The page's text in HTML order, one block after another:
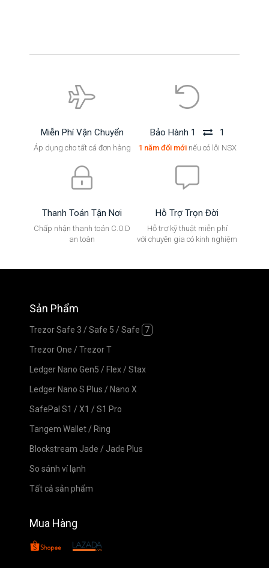
Miễn Phí Vận Chuyển
Áp dụng cho tất cả đơn hàng
Bảo Hành 1 1
1 năm đổi mớinếu có lỗi NSX
Thanh Toán Tận Nơi
Chấp nhận thanh toán C.O.D
an toàn
Hỗ Trợ Trọn Đời
Hỗ trợ kỹ thuật miễn phí
với chuyên gia có kinh nghiệm
Sản Phẩm
Trezor Safe 3 /Safe 5 /Safe 7
Trezor One /Trezor T
Ledger Nano Gen5 / Flex /Stax
Ledger Nano S Plus / Nano X
SafePal S1 /X1 /S1 Pro
Tangem Wallet / Ring
Blockstream Jade / Jade Plus
So sánh ví lạnh
Tất cả sản phẩm
Mua Hàng